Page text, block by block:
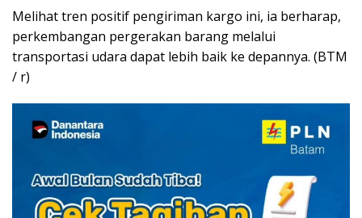
Melihat tren positif pengiriman kargo ini, ia berharap,
perkembangan pergerakan barang melalui
transportasi udara dapat lebih baik ke depannya. (BTM
/ r)